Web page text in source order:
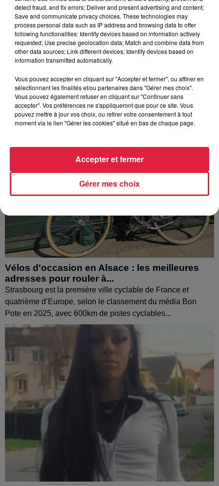
Europa-Park : des précisons sur l’après Euro-
Mir
Pendant trois décennies, l'Euro-Mir a fait tourner les têtes
des visiteurs. La mythique montagne russe s'apprête
désormais à disparaître du paysage du parc...
Vélos d'occasion en Alsace : les meilleures
adresses pour rouler à...
Strasbourg est la première ville cyclable de France et
quatrième d’Europe, selon le classement du média Bon
Pote en 2025, avec 600km de pistes cyclables...
detect fraud, and fix errors; Deliver and present advertising and content;
Save and communicate privacy choices. These technologies may
process personal data such as IP address and browsing data to offer
following functionalities: Identify devices based on information actively
requested; Use precise geolocation data; Match and combine data from
other data sources; Link different devices; Identify devices based on
information transmitted automatically.
Vous pouvez accepter en cliquant sur "Accepter et fermer", ou affiner en
sélectionnant les finalités et/ou partenaires dans "Gérer mes choix".
Vous pouvez également refuser en cliquant sur "Continuer sans
accepter". Vos préférences ne s'appliqueront que pour ce site. Vous
pouvez mettre à jour vos choix, ou retirer votre consentement à tout
moment via le lien "Gérer les cookies" situé en bas de chaque page.
Gérer mes choix
Accepter et fermer